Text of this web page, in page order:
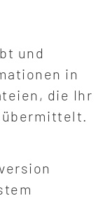
und
in
die Ihr